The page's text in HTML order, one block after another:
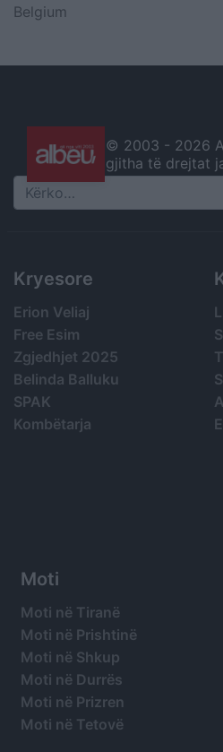
Belgium
© 2003 - 2026
gjitha të drejtat
Search
Kryesore
Erion Veliaj
Free Esim
Zgjedhjet 2025
Belinda Balluku
SPAK
Kombëtarja
Moti
Moti në Tiranë
Moti në Prishtinë
Moti në Shkup
Moti në Durrës
Moti në Prizren
Moti në Tetovë